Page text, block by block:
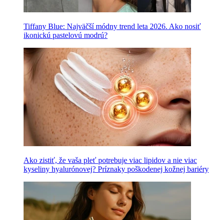
Tiffany Blue: Najväčší módny trend leta 2026. Ako nosiť
ikonickú pastelovú modrú?
Ako zistiť, že vaša pleť potrebuje viac lipidov a nie viac
kyseliny hyalurónovej? Príznaky poškodenej kožnej bariéry